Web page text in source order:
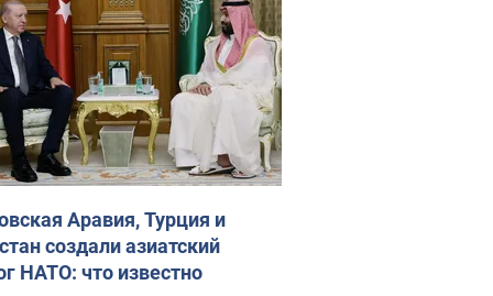
Аравия, Турция и
создали азиатский
НАТО: что известно